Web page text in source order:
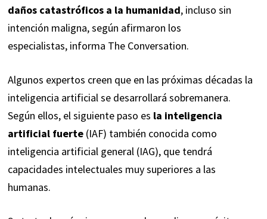
daños catastróficos a la humanidad, incluso sin
intención maligna, según afirmaron los
especialistas, informa The Conversation.
Algunos expertos creen que en las próximas décadas la
inteligencia artificial se desarrollará sobremanera.
Según ellos, el siguiente paso es la inteligencia
artificial fuerte(IAF) también conocida como
inteligencia artificial general (IAG), que tendrá
capacidades intelectuales muy superiores a las
humanas.